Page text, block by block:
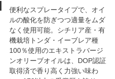
便利なスプレータイプで、オイ
ルの酸化を防ぎつつ適量をムダ
なく使用可能。シチリア産・有
機栽培トンダ・イーブレア種
100％使用のエキストラバージ
ンオリーブオイルは、DOP認証
取得済で香り高く力強い味わ